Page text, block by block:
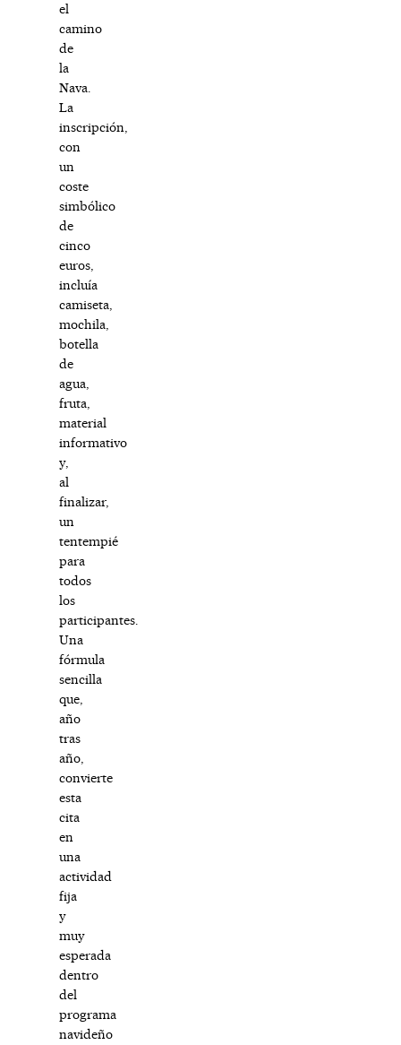
el
camino
de
la
Nava.
La
inscripción,
con
un
coste
simbólico
de
cinco
euros,
incluía
camiseta,
mochila,
botella
de
agua,
fruta,
material
informativo
y,
al
finalizar,
un
tentempié
para
todos
los
participantes.
Una
fórmula
sencilla
que,
año
tras
año,
convierte
esta
cita
en
una
actividad
fija
y
muy
esperada
dentro
del
programa
navideño